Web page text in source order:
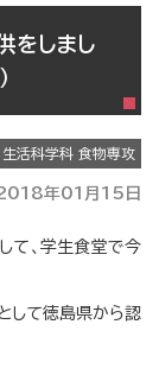
をしまし
生活科学科 食物専攻
年01月15日
て、学生食堂で今
として徳島県から認